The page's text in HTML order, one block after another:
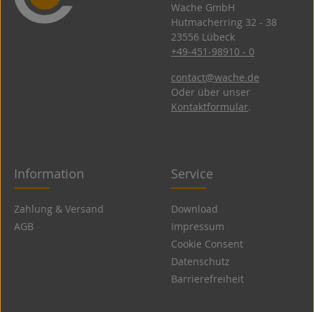
Wache GmbH
Hutmacherring 32 ­- 38
23556 Lübeck
+49-451-98910 - 0
contact@wache.de
Oder über unser
Kontaktformular.
Information
Zahlung & Versand
AGB
Service
Download
Impressum
Cookie Consent
Datenschutz
Barrierefreiheit